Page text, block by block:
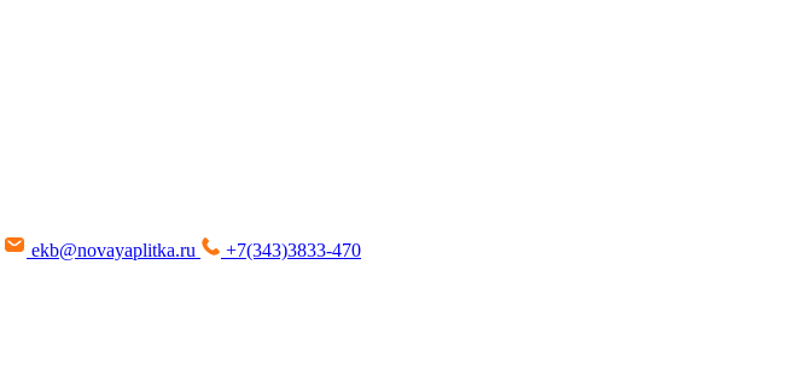
ekb@novayaplitka.ru
+7(343)3833-470